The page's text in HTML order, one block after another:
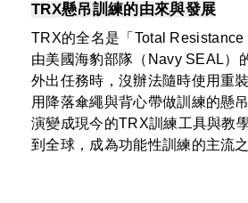
TRX懸吊訓練的由來與發展
TRX的全名是「Total
由美國海豹部隊（Navy SEAL）
外出任務時，沒辦法隨時使用重
用降落傘繩與背心帶做訓練的懸
演變成現今的TRX訓練工具與教
到全球，成為功能性訓練的主流之